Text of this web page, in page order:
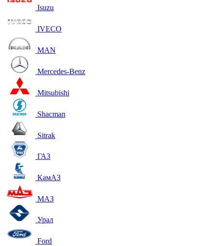
Isuzu
IVECO
MAN
Mercedes-Benz
Mitsubishi
Shacman
Sitrak
ГАЗ
КамАЗ
МАЗ
Урал
Ford